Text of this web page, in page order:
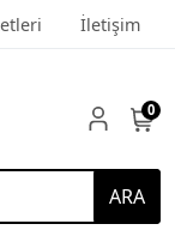
İletişim
ARA
0